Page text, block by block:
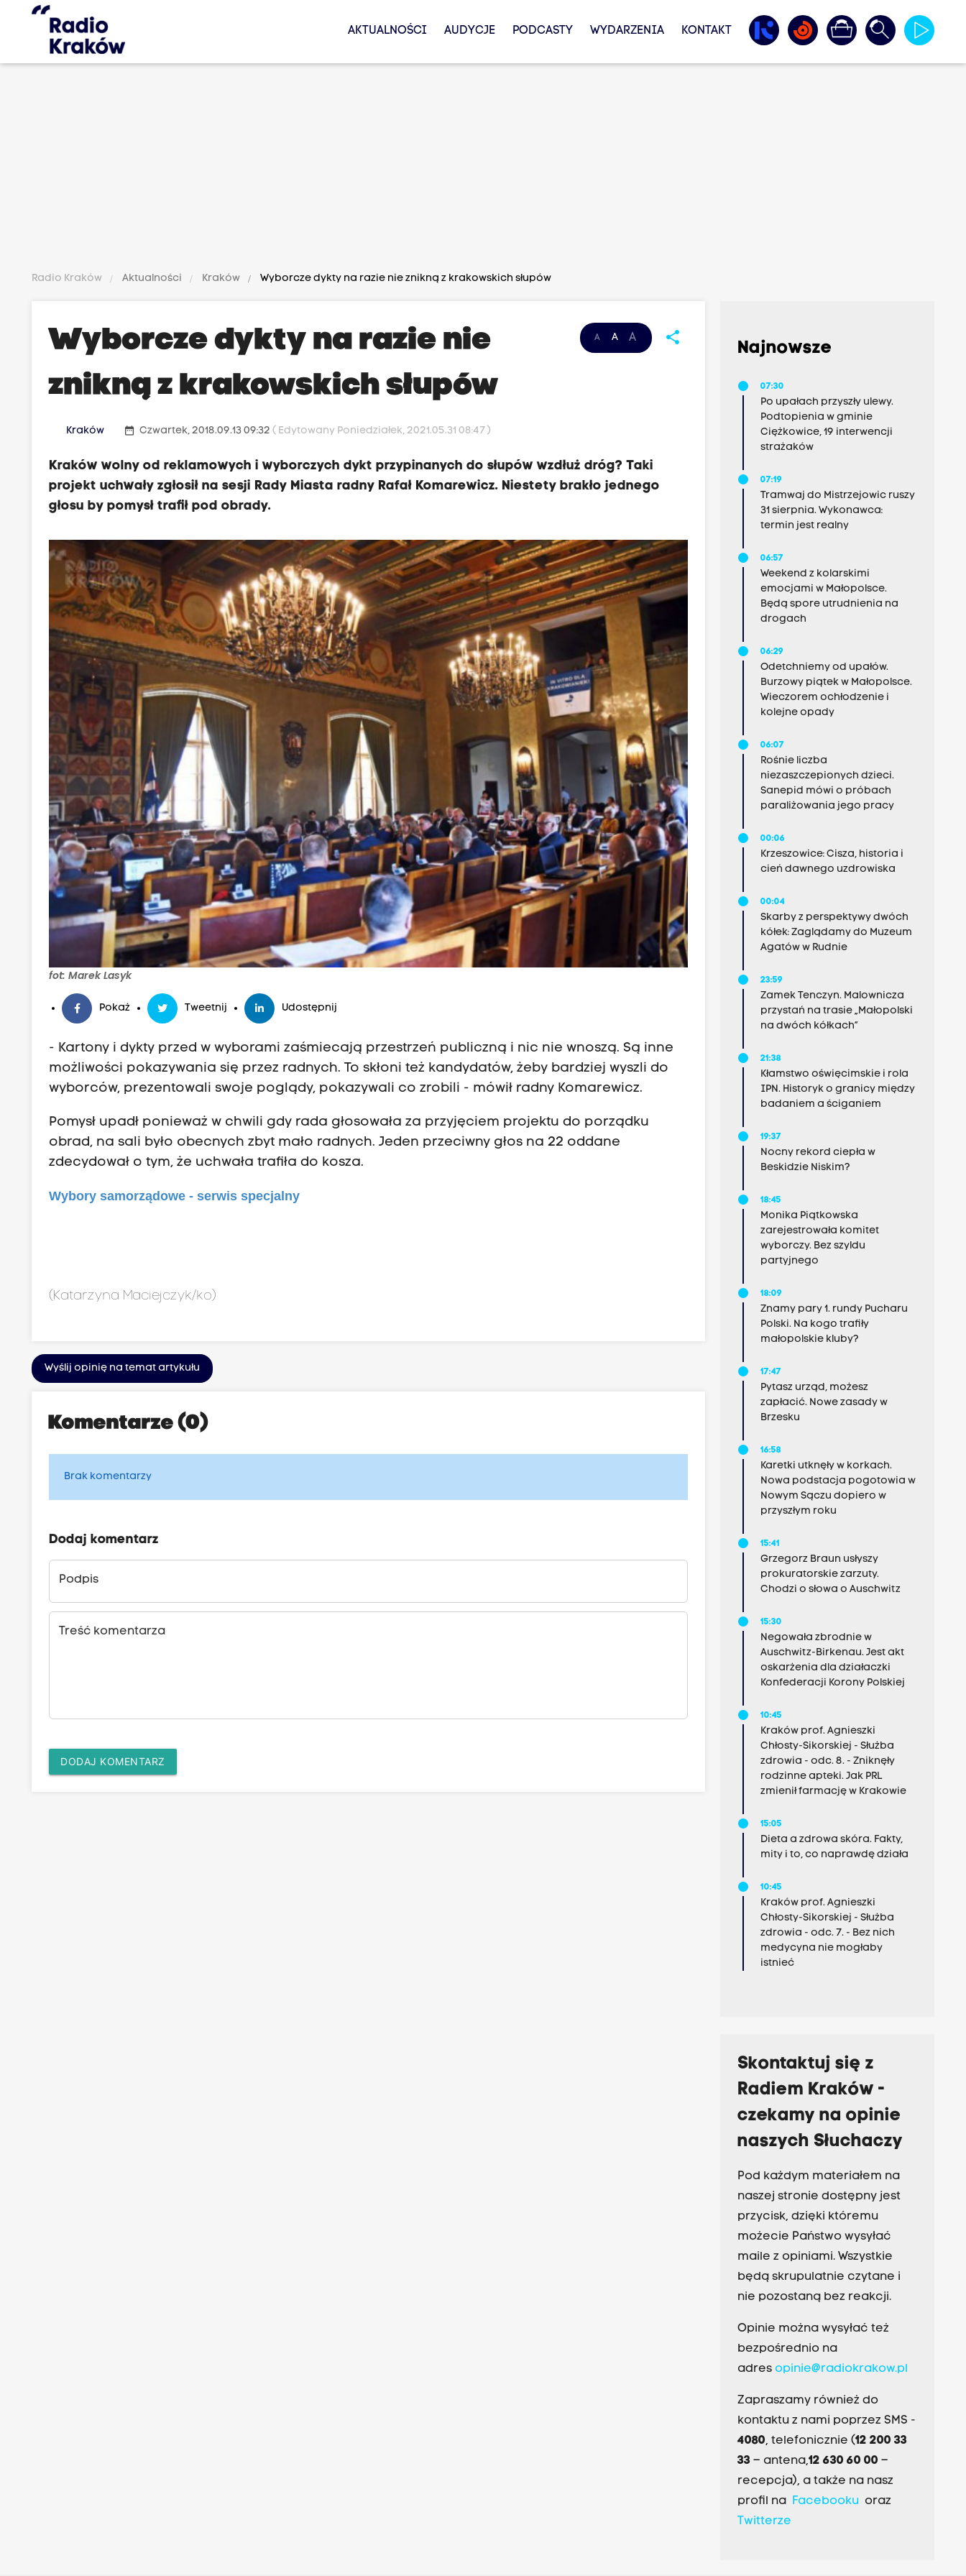
AKTUALNOŚCI AUDYCJE PODCASTY WYDARZENIA KONTAKT
Radio Kraków Aktualności Kraków Wyborcze dykty na razie nie znikną z krakowskich słupów
A A A share
Wyborcze dykty na razie nie
znikną z krakowskich słupów
Kraków date_range Czwartek, 2018.09.13 09:32( Edytowany Poniedziałek, 2021.05.31 08:47 )
Kraków wolny od reklamowych i wyborczych dykt przypinanych do słupów wzdłuż dróg? Taki
projekt uchwały zgłosił na sesji Rady Miasta radny Rafał Komarewicz. Niestety brakło jednego
głosu by pomysł trafił pod obrady.
fot: Marek Lasyk
Pokaż Tweetnij Udostępnij
- Kartony i dykty przed w wyborami zaśmiecają przestrzeń publiczną i nic nie wnoszą. Są inne
możliwości pokazywania się przez radnych. To skłoni też kandydatów, żeby bardziej wyszli do
wyborców, prezentowali swoje poglądy, pokazywali co zrobili - mówił radny Komarewicz.
Pomysł upadł ponieważ w chwili gdy rada głosowała za przyjęciem projektu do porządku
obrad, na sali było obecnych zbyt mało radnych. Jeden przeciwny głos na 22 oddane
zdecydował o tym, że uchwała trafiła do kosza.
Wybory samorządowe - serwis specjalny
(Katarzyna Maciejczyk/ko)
Wyślij opinię na temat artykułu
Komentarze (0)
Brak komentarzy
Dodaj komentarz
Podpis
Treść komentarza
DODAJ KOMENTARZ
Najnowsze
07:30
Po upałach przyszły ulewy.
Podtopienia w gminie
Ciężkowice, 19 interwencji
strażaków
07:19
Tramwaj do Mistrzejowic ruszy
31 sierpnia. Wykonawca:
termin jest realny
06:57
Weekend z kolarskimi
emocjami w Małopolsce.
Będą spore utrudnienia na
drogach
06:29
Odetchniemy od upałów.
Burzowy piątek w Małopolsce.
Wieczorem ochłodzenie i
kolejne opady
06:07
Rośnie liczba
niezaszczepionych dzieci.
Sanepid mówi o próbach
paraliżowania jego pracy
00:06
Krzeszowice: Cisza, historia i
cień dawnego uzdrowiska
00:04
Skarby z perspektywy dwóch
kółek: Zaglądamy do Muzeum
Agatów w Rudnie
23:59
Zamek Tenczyn. Malownicza
przystań na trasie „Małopolski
na dwóch kółkach”
21:38
Kłamstwo oświęcimskie i rola
IPN. Historyk o granicy między
badaniem a ściganiem
19:37
Nocny rekord ciepła w
Beskidzie Niskim?
18:45
Monika Piątkowska
zarejestrowała komitet
wyborczy. Bez szyldu
partyjnego
18:09
Znamy pary 1. rundy Pucharu
Polski. Na kogo trafiły
małopolskie kluby?
17:47
Pytasz urząd, możesz
zapłacić. Nowe zasady w
Brzesku
16:58
Karetki utknęły w korkach.
Nowa podstacja pogotowia w
Nowym Sączu dopiero w
przyszłym roku
15:41
Grzegorz Braun usłyszy
prokuratorskie zarzuty.
Chodzi o słowa o Auschwitz
15:30
Negowała zbrodnie w
Auschwitz-Birkenau. Jest akt
oskarżenia dla działaczki
Konfederacji Korony Polskiej
10:45
Kraków prof. Agnieszki
Chłosty-Sikorskiej - Służba
zdrowia - odc. 8. - Zniknęły
rodzinne apteki. Jak PRL
zmienił farmację w Krakowie
15:05
Dieta a zdrowa skóra. Fakty,
mity i to, co naprawdę działa
10:45
Kraków prof. Agnieszki
Chłosty-Sikorskiej - Służba
zdrowia - odc. 7. - Bez nich
medycyna nie mogłaby
istnieć
Skontaktuj się z
Radiem Kraków -
czekamy na opinie
naszych Słuchaczy
Pod każdym materiałem na
naszej stronie dostępny jest
przycisk, dzięki któremu
możecie Państwo wysyłać
maile z opiniami. Wszystkie
będą skrupulatnie czytane i
nie pozostaną bez reakcji.
Opinie można wysyłać też
bezpośrednio na
adres opinie@radiokrakow.pl
Zapraszamy również do
kontaktu z nami poprzez SMS -
4080, telefonicznie (12 200 33
33– antena,12 630 60 00 –
recepcja), a także na nasz
profil na Facebookuoraz
Twitterze